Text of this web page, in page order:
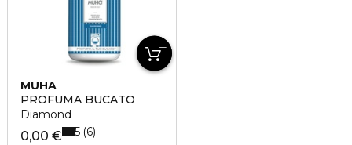
MUHA
PROFUMA BUCATO
Diamond
0,00 € 5 6